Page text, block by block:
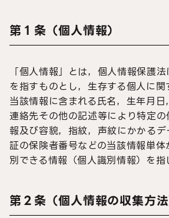
第１条（個人情報）
「個人情報」とは，個人情報保護法
を指すものとし，生存する個人に関
当該情報に含まれる氏名，生年月日
連絡先その他の記述等により特定
報及び容貌，指紋，声紋にかかる
証の保険者番号などの当該情報単
別できる情報（個人識別情報）を指
第２条（個人情報の収集方法